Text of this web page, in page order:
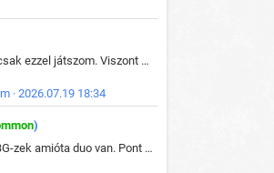
Amióta bejött, csak ezzel játszom. Viszont mint minden más - akár az alapjáték is, ez is baromira összetett lett. Néha már pár kör után is esélytelen az egész. Vagy irreállisan túltápol valaki, vagy lelép a partner, vagy csak hülye mint a segg. És amikor eljönne az én időm, na akkor jön el mindenki másé is. Engem jobban érdekelne, hogy ki milyen ratingen szokott játszani. Na ez lenne egy érdekes adat.
· 2026.07.19 18:34
)
Én azóta nem BG-zek amióta duo van. Pont azt szerettem benne, hogy rajtam múlik mi történik, nem pedig a társamon. Kérem vissza a régi BG-t :D